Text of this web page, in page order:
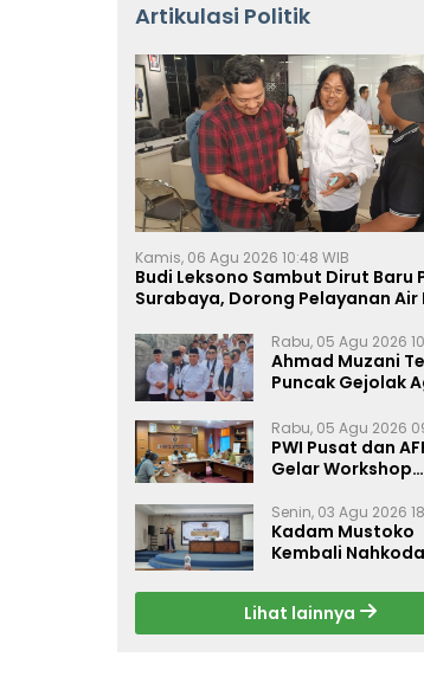
Artikulasi Politik
Kamis, 06 Agu 2026 10:48 WIB
Budi Leksono Sambut Dirut Baru
Surabaya, Dorong Pelayanan Air
Rabu, 05 Agu 2026
Ahmad Muzani
Puncak Gejolak
Perkuat
Rabu, 05 Agu 2026
PWI Pusat dan
Gelar Workshop
Inklusi
Perlindungan
Senin, 03 Agu 2026
Kadam Mustoko
Kembali
Harap Sinergi
Daerah Kian Kuat
Lihat lainnya